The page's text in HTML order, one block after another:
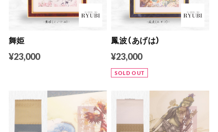
舞姫
¥23,000
鳳波（あげは）
¥23,000
SOLD OUT